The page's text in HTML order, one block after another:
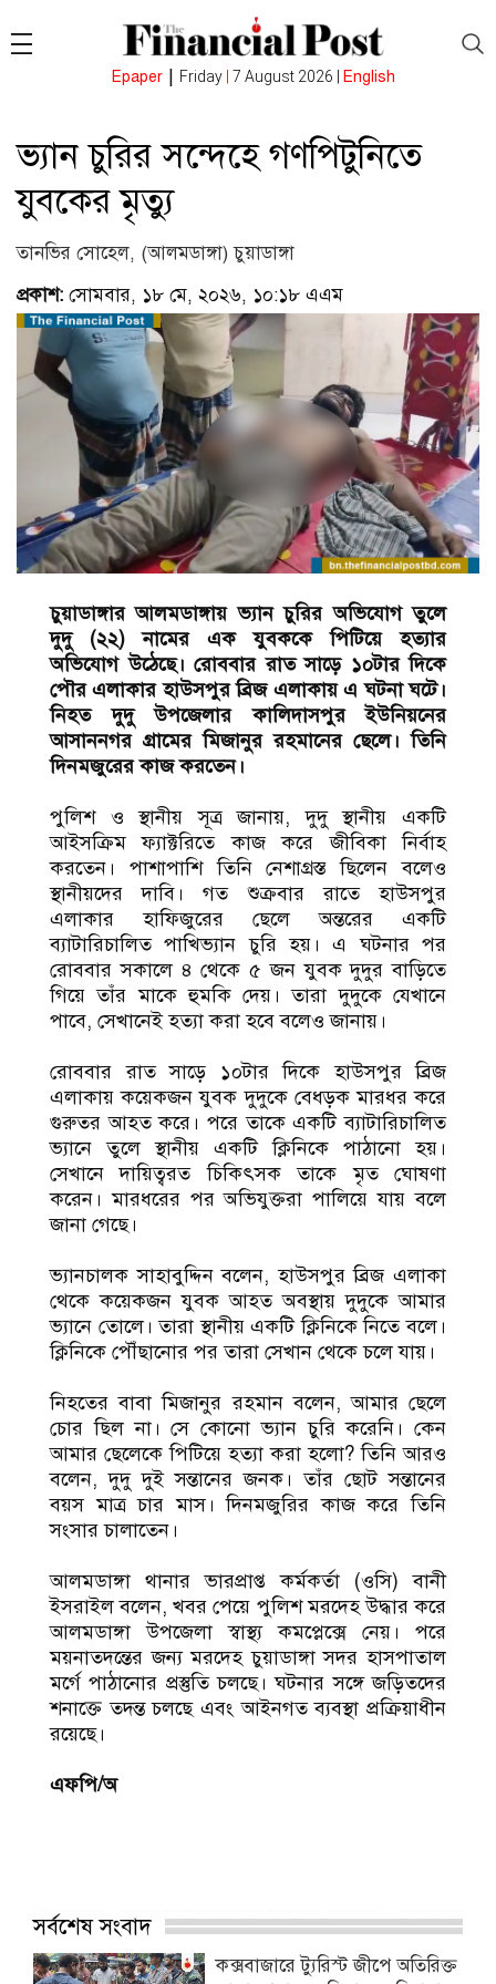
Epaper| Friday 7 August 2026 | English
ভ্যান চুরির সন্দেহে গণপিটুনিতে
যুবকের মৃত্যু
তানভির সোহেল, (আলমডাঙ্গা) চুয়াডাঙ্গা
প্রকাশ: সোমবার, ১৮ মে, ২০২৬, ১০:১৮ এএম
চুয়াডাঙ্গার আলমডাঙ্গায় ভ্যান চুরির অভিযোগ তুলে
দুদু (২২) নামের এক যুবককে পিটিয়ে হত্যার
অভিযোগ উঠেছে। রোববার রাত সাড়ে ১০টার দিকে
পৌর এলাকার হাউসপুর ব্রিজ এলাকায় এ ঘটনা ঘটে।
নিহত দুদু উপজেলার কালিদাসপুর ইউনিয়নের
আসাননগর গ্রামের মিজানুর রহমানের ছেলে। তিনি
দিনমজুরের কাজ করতেন।
পুলিশ ও স্থানীয় সূত্র জানায়, দুদু স্থানীয় একটি
আইসক্রিম ফ্যাক্টরিতে কাজ করে জীবিকা নির্বাহ
করতেন। পাশাপাশি তিনি নেশাগ্রস্ত ছিলেন বলেও
স্থানীয়দের দাবি। গত শুক্রবার রাতে হাউসপুর
এলাকার হাফিজুরের ছেলে অন্তরের একটি
ব্যাটারিচালিত পাখিভ্যান চুরি হয়। এ ঘটনার পর
রোববার সকালে ৪ থেকে ৫ জন যুবক দুদুর বাড়িতে
গিয়ে তাঁর মাকে হুমকি দেয়। তারা দুদুকে যেখানে
পাবে, সেখানেই হত্যা করা হবে বলেও জানায়।
রোববার রাত সাড়ে ১০টার দিকে হাউসপুর ব্রিজ
এলাকায় কয়েকজন যুবক দুদুকে বেধড়ক মারধর করে
গুরুতর আহত করে। পরে তাকে একটি ব্যাটারিচালিত
ভ্যানে তুলে স্থানীয় একটি ক্লিনিকে পাঠানো হয়।
সেখানে দায়িত্বরত চিকিৎসক তাকে মৃত ঘোষণা
করেন। মারধরের পর অভিযুক্তরা পালিয়ে যায় বলে
জানা গেছে।
ভ্যানচালক সাহাবুদ্দিন বলেন, হাউসপুর ব্রিজ এলাকা
থেকে কয়েকজন যুবক আহত অবস্থায় দুদুকে আমার
ভ্যানে তোলে। তারা স্থানীয় একটি ক্লিনিকে নিতে বলে।
ক্লিনিকে পৌঁছানোর পর তারা সেখান থেকে চলে যায়।
নিহতের বাবা মিজানুর রহমান বলেন, আমার ছেলে
চোর ছিল না। সে কোনো ভ্যান চুরি করেনি। কেন
আমার ছেলেকে পিটিয়ে হত্যা করা হলো? তিনি আরও
বলেন, দুদু দুই সন্তানের জনক। তাঁর ছোট সন্তানের
বয়স মাত্র চার মাস। দিনমজুরির কাজ করে তিনি
সংসার চালাতেন।
আলমডাঙ্গা থানার ভারপ্রাপ্ত কর্মকর্তা (ওসি) বানী
ইসরাইল বলেন, খবর পেয়ে পুলিশ মরদেহ উদ্ধার করে
আলমডাঙ্গা উপজেলা স্বাস্থ্য কমপ্লেক্সে নেয়। পরে
ময়নাতদন্তের জন্য মরদেহ চুয়াডাঙ্গা সদর হাসপাতাল
মর্গে পাঠানোর প্রস্তুতি চলছে। ঘটনার সঙ্গে জড়িতদের
শনাক্তে তদন্ত চলছে এবং আইনগত ব্যবস্থা প্রক্রিয়াধীন
রয়েছে।
এফপি/অ
সর্বশেষ সংবাদ
কক্সবাজারে ট্যুরিস্ট জীপে অতিরিক্ত